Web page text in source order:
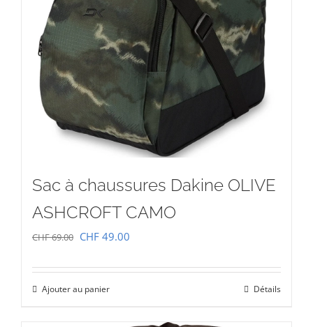
Sac à chaussures Dakine OLIVE
ASHCROFT CAMO
CHF69.00 Le
initial
était :
CHF 49.00
actuel
CHF 49.00.
Ajouter au panier Détails